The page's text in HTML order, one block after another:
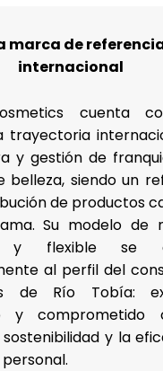
marca de
internacional
cuenta
trayectoria
y gestión de
belleza, siendo un
de productos
Su modelo de
y flexible se
al perfil del
de Río Tobía:
y comprometido
y la